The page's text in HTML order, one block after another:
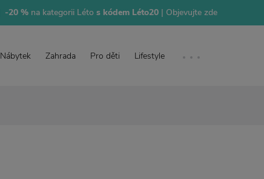
-20 %na kategorii Létos kódem Léto20 | Objevujte zde
Nábytek Zahrada Pro děti Lifestyle